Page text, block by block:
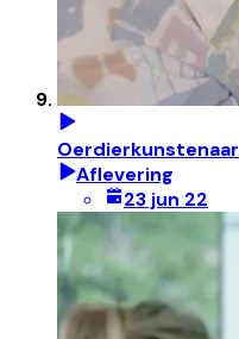
Oerdierkunstenaar
Aflevering
23 jun 22